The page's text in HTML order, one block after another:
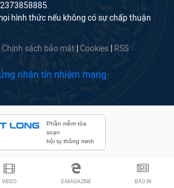
hình thức nếu không có sự chấp thuận
Chính sách bảo mật Cookies RSS
Phần mềm tòa
soạn
hội tụ thông minh
VIDEO E-MAGAZINE BÁO IN